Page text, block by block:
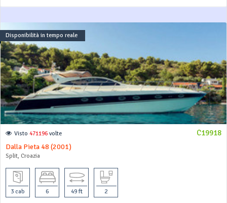
Disponibilità in tempo reale
C19918
Visto 471196 volte
Dalla Pieta 48 (2001)
Split, Croazia
3 cab 6 49 ft 2